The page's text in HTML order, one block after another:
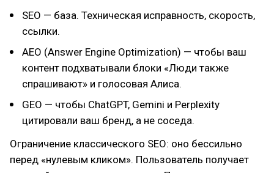
SEO — база. Техническая исправность, скорость,
ссылки.
AEO (Answer Engine Optimization) — чтобы ваш
контент подхватывали блоки «Люди также
спрашивают» и голосовая Алиса.
GEO — чтобы ChatGPT, Gemini и Perplexity
цитировали ваш бренд, а не соседа.
Ограничение классического SEO: оно бессильно
перед «нулевым кликом». Пользователь получает